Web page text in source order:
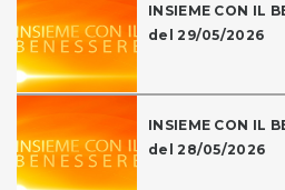
INSIEME CON IL
del 29/05/2026
INSIEME CON IL
del 28/05/2026